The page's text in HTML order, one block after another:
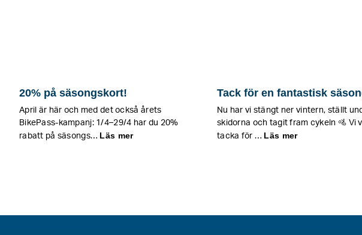
20% på säsongskort!
April är här och med det också årets
BikePass-kampanj: 1/4–29/4 har du 20%
rabatt på säsongs… Läs mer
Tack för en fantastisk
Nu har vi stängt ner vintern, ställt
skidorna och tagit fram cykeln 🚵 Vi
tacka för … Läs mer